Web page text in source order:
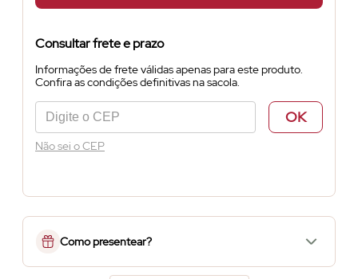
Consultar frete e prazo
Informações de frete válidas apenas para este produto.
Confira as condições definitivas na sacola.
OK
Não sei o CEP
Como presentear?